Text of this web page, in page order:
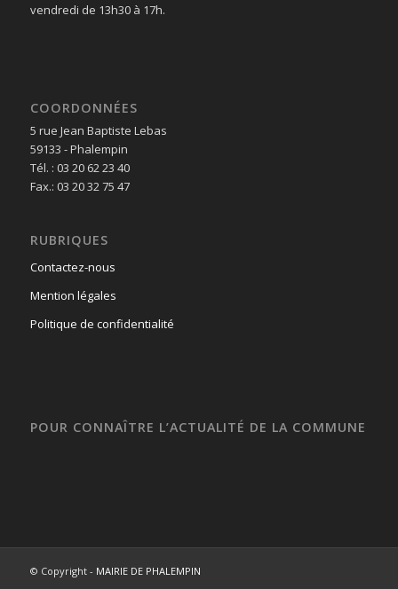
vendredi de 13h30 à 17h.
COORDONNÉES
5 rue Jean Baptiste Lebas
59133 - Phalempin
Tél. : 03 20 62 23 40
Fax.: 03 20 32 75 47
RUBRIQUES
Contactez-nous
Mention légales
Politique de confidentialité
POUR CONNAÎTRE L’ACTUALITÉ DE LA COMMUNE
© Copyright - MAIRIE DE PHALEMPIN